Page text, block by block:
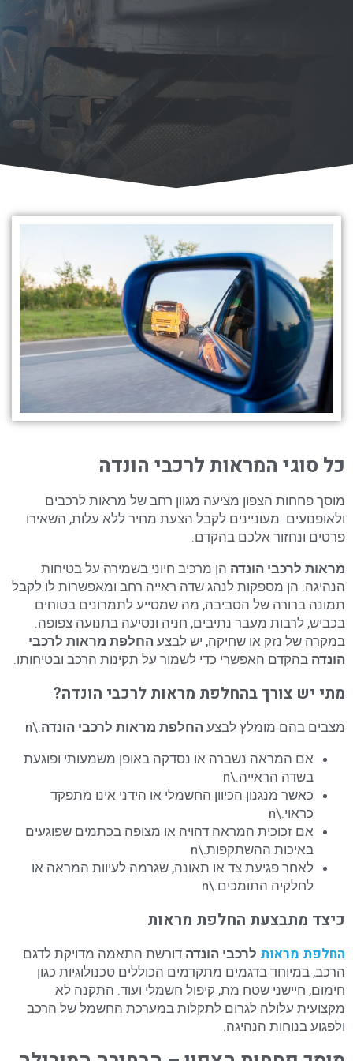
כל סוגי המראות לרכבי הונדה
מוסך פחחות הצפון מציעה מגוון רחב של מראות לרכבים
ולאופנועים. מעוניינים לקבל הצעת מחיר ללא עלות, השאירו
פרטים ונחזור אלכם בהקדם.
מראות לרכבי הונדה הן מרכיב חיוני בשמירה על בטיחות
הנהיגה. הן מספקות לנהג שדה ראייה רחב ומאפשרות לו לקבל
תמונה ברורה של הסביבה, מה שמסייע לתמרונים בטוחים
בכביש, לרבות מעבר נתיבים, חניה ונסיעה בתנועה צפופה.
במקרה של נזק או שחיקה, יש לבצע החלפת מראות לרכבי
הונדה בהקדם האפשרי כדי לשמור על תקינות הרכב ובטיחותו.
מתי יש צורך בהחלפת מראות לרכבי הונדה?
מצבים בהם מומלץ לבצע החלפת מראות לרכבי הונדה:\n
אם המראה נשברה או נסדקה באופן משמעותי ופוגעת
בשדה הראייה.\n
כאשר מנגנון הכיוון החשמלי או הידני אינו מתפקד
כראוי.\n
אם זכוכית המראה דהויה או מצופה בכתמים שפוגעים
באיכות ההשתקפות.\n
לאחר פגיעת צד או תאונה, שגרמה לעיוות המראה או
לחלקיה התומכים.\n
כיצד מתבצעת החלפת מראות
החלפת מראות לרכבי הונדה דורשת התאמה מדויקת לדגם
הרכב, במיוחד בדגמים מתקדמים הכוללים טכנולוגיות כגון
חימום, חיישני שטח מת, קיפול חשמלי ועוד. התקנה לא
מקצועית עלולה לגרום לתקלות במערכת החשמל של הרכב
ולפגוע בנוחות הנהיגה.